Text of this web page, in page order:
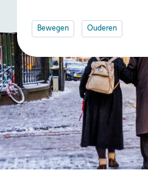
Bewegen Ouderen